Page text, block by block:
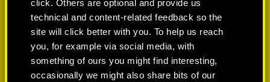
click. Others are optional and provide us
technical and content-related feedback so the
site will click better with you. To help us reach
you, for example via social media, with
something of ours you might find interesting,
occasionally we might also share bits of our